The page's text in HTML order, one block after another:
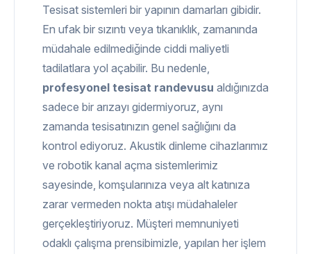
Tesisat sistemleri bir yapının damarları gibidir.
En ufak bir sızıntı veya tıkanıklık, zamanında
müdahale edilmediğinde ciddi maliyetli
tadilatlara yol açabilir. Bu nedenle,
profesyonel tesisat randevusu aldığınızda
sadece bir arızayı gidermiyoruz, aynı
zamanda tesisatınızın genel sağlığını da
kontrol ediyoruz. Akustik dinleme cihazlarımız
ve robotik kanal açma sistemlerimiz
sayesinde, komşularınıza veya alt katınıza
zarar vermeden nokta atışı müdahaleler
gerçekleştiriyoruz. Müşteri memnuniyeti
odaklı çalışma prensibimizle, yapılan her işlem